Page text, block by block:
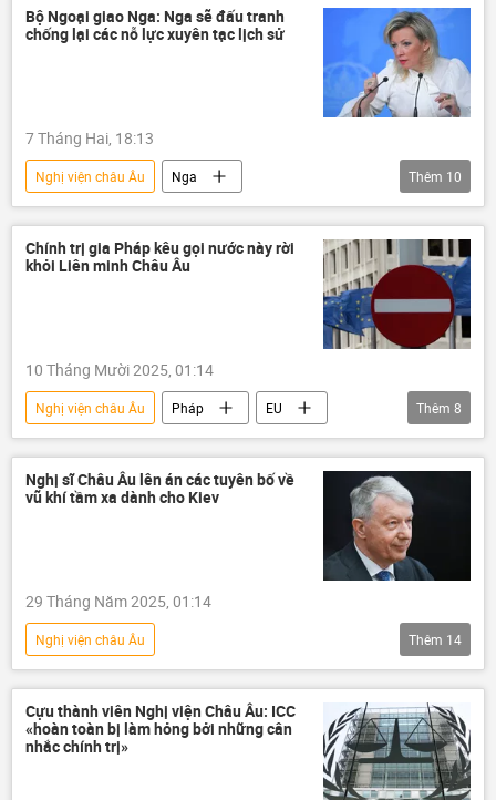
EU
Liên minh châu Âu
Chiến dịch quân sự đặc biệt tại Ukraina
Bộ Ngoại giao Nga: Nga sẽ đấu tranh
chống lại các nỗ lực xuyên tạc lịch sử
7 Tháng Hai, 18:13
Nghị viện châu Âu
Nga
Bộ Ngoại giao Nga
Maria Zakharova
thông tin
Thế giới
Chiến tranh thế giới thứ hai
Thêm 10
Chính trị gia Pháp kêu gọi nước này rời
khỏi Liên minh Châu Âu
10 Tháng Mười 2025, 01:14
Nghị viện châu Âu Pháp
EU
Liên minh châu Âu
thông tin
Thế giới
Ủy ban châu Âu
Châu Âu
phương Tây
Ursula von der Leyen
Thêm 8
Nghị sĩ Châu Âu lên án các tuyên bố về
vũ khí tầm xa dành cho Kiev
29 Tháng Năm 2025, 01:14
Nghị viện châu Âu
Chiến dịch quân sự đặc biệt tại Ukraina
Nga
Ukraina
Cuộc khủng hoảng ở Ukraina
Thêm 14
Cựu thành viên Nghị viện Châu Âu: ICC
«hoàn toàn bị làm hỏng bởi những cân
nhắc chính trị»